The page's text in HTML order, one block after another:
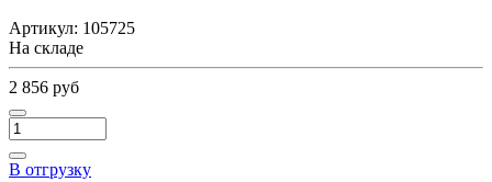
Артикул: 105725
На складе
2 856 руб
В отгрузку